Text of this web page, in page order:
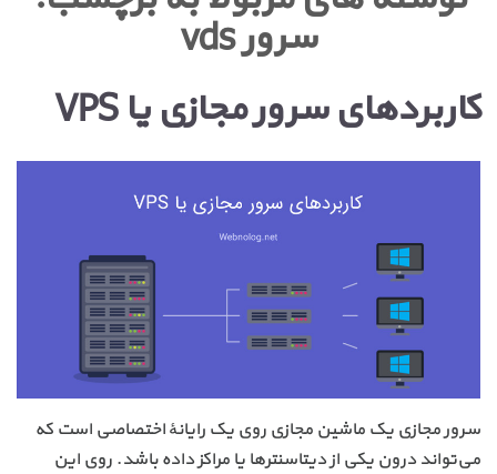
سرور vds
کاربردهای سرور مجازی یا VPS
سرور مجازی یک ماشین مجازی روی یک رایانهٔ اختصاصی است که
می‌تواند درون یکی از دیتاسنترها یا مراکز داده باشد. روی این